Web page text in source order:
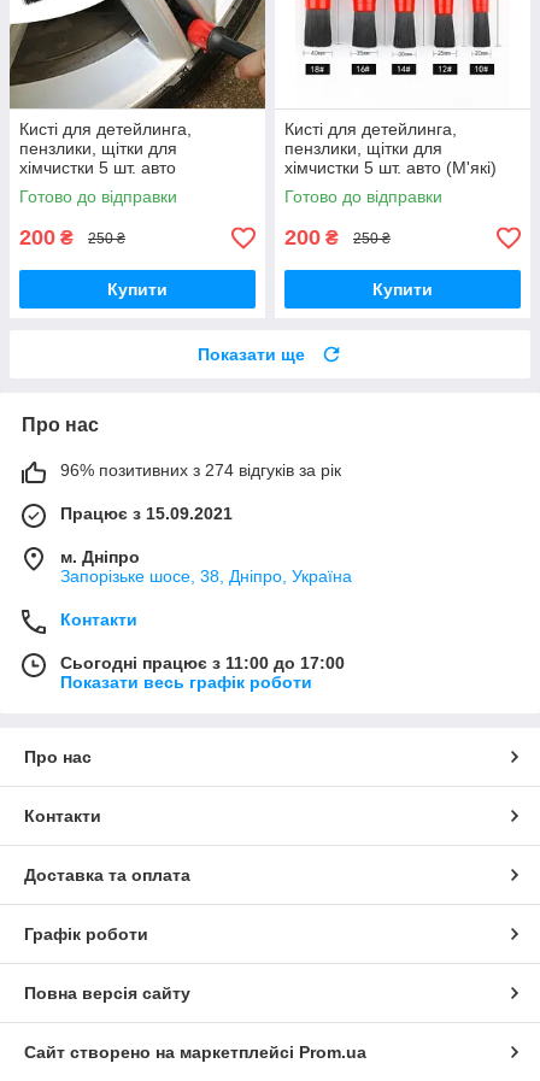
Кисті для детейлинга,
пензлики, щітки для
хімчистки 5 шт. авто
Готово до відправки
200 ₴ 250 ₴
Купити
Кисті для детейлинга,
пензлики, щітки для
хімчистки 5 шт. авто (М'які)
Готово до відправки
200 ₴ 250 ₴
Купити
Показати ще
Про нас
96% позитивних з 274 відгуків за рік
Працює з 15.09.2021
м. Дніпро
Запорізьке шосе, 38, Дніпро, Україна
Контакти
Сьогодні працює з 11:00 до 17:00
Показати весь графік роботи
Про нас
Контакти
Доставка та оплата
Графік роботи
Повна версія сайту
Сайт створено на маркетплейсі Prom.ua